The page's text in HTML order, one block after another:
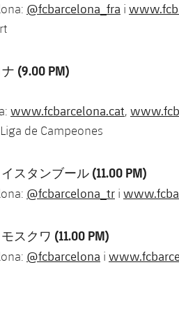
@fcbarcelona_fra i
(9.00 PM)
www.fcbarcelona.cat,
de Campeones
イスタンブール (11.00 PM)
@fcbarcelona_tr i
スクワ (11.00 PM)
@fcbarcelona i